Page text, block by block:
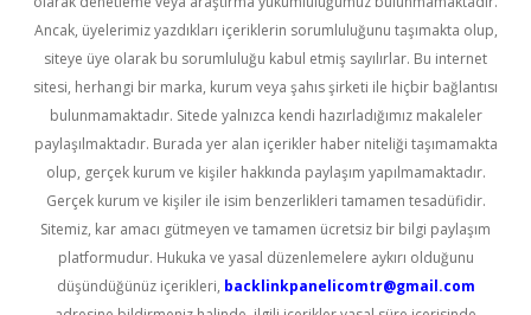
Ancak, üyelerimiz yazdıkları içeriklerin sorumluluğunu taşımakta olup,
siteye üye olarak bu sorumluluğu kabul etmiş sayılırlar. Bu internet
sitesi, herhangi bir marka, kurum veya şahıs şirketi ile hiçbir bağlantısı
bulunmamaktadır. Sitede yalnızca kendi hazırladığımız makaleler
paylaşılmaktadır. Burada yer alan içerikler haber niteliği taşımamakta
olup, gerçek kurum ve kişiler hakkında paylaşım yapılmamaktadır.
Gerçek kurum ve kişiler ile isim benzerlikleri tamamen tesadüfidir.
Sitemiz, kar amacı gütmeyen ve tamamen ücretsiz bir bilgi paylaşım
platformudur. Hukuka ve yasal düzenlemelere aykırı olduğunu
düşündüğünüz içerikleri, backlinkpanelicomtr@gmail.com